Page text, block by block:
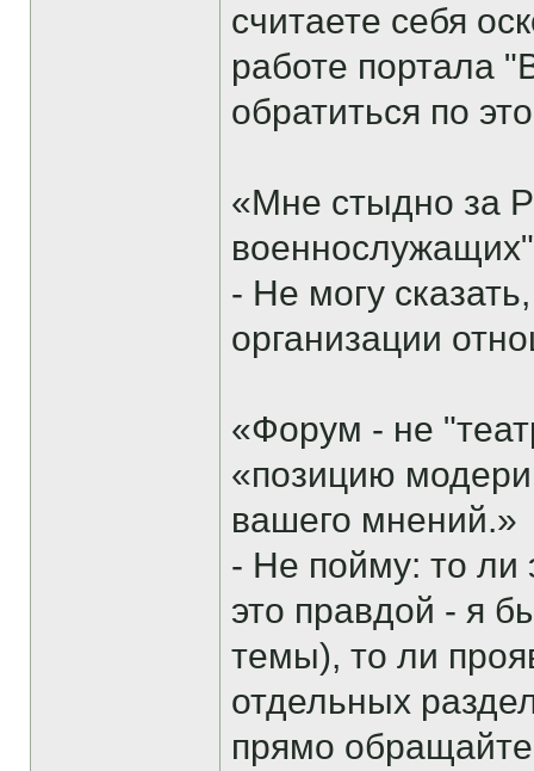
считаете себя
работе портала
обратиться по
«Мне стыдно за
- Не могу
организации
«Форум - не
«позицию
вашего мнений.»
- Не пойму: то ли
это правдой - я
темы), то ли
отдельных
прямо